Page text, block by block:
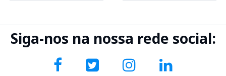
Siga-nos na nossa rede social: